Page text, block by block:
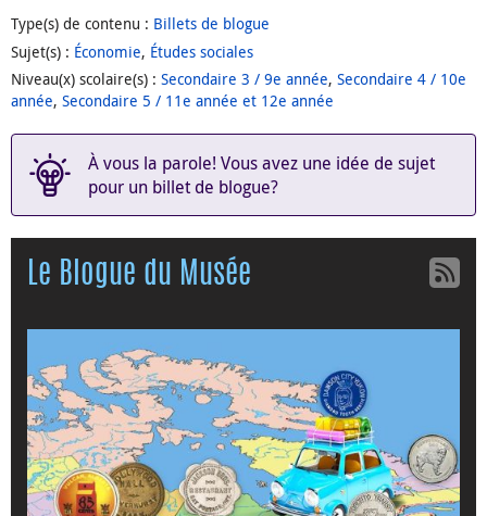
Type(s) de contenu : Billets de blogue
Sujet(s) : Économie, Études sociales
Niveau(x) scolaire(s) : Secondaire 3 / 9e année, Secondaire 4 / 10e
année, Secondaire 5 / 11e année et 12e année
À vous la parole! Vous avez une idée de sujet
pour un billet de blogue?
Le Blogue du Musée